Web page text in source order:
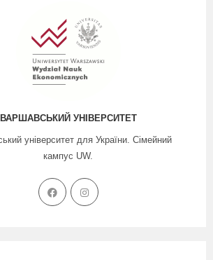
ВАРШАВСЬКИЙ УНІВЕРСИТЕТ
університет для України. Сімейний
кампус UW.